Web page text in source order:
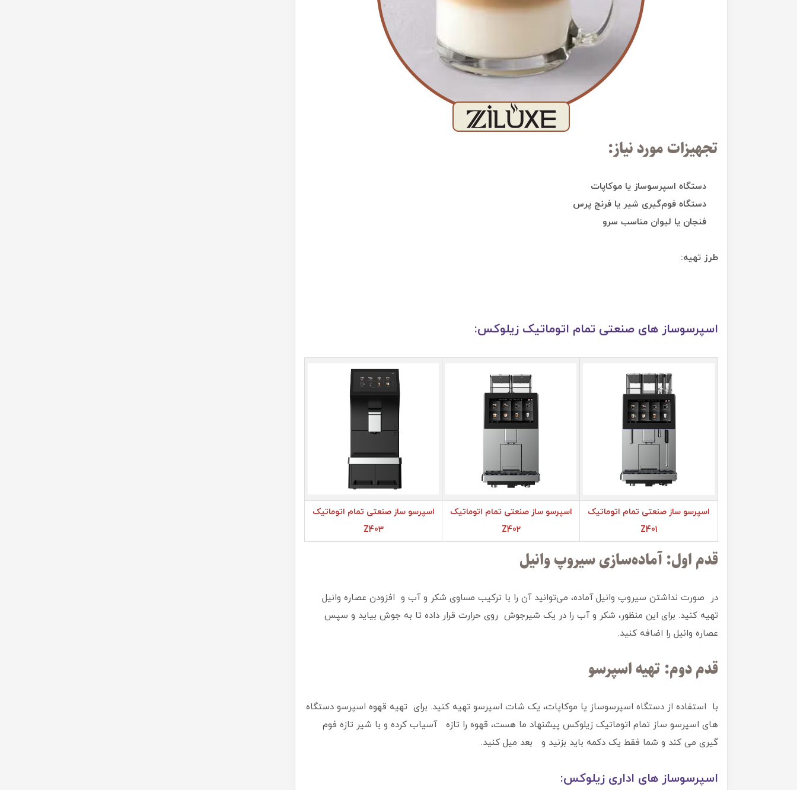
تجهیزات مورد نیاز:
دستگاه اسپرسوساز یا موکاپات
دستگاه فوم‌گیری شیر یا فرنچ پرس
فنجان یا لیوان مناسب سرو
طرز تهیه:
اسپرسوساز های صنعتی تمام اتوماتیک زیلوکس:
اسپرسو ساز صنعتی تمام اتوماتیک
Z401
اسپرسو ساز صنعتی تمام اتوماتیک
Z402
اسپرسو ساز صنعتی تمام اتوماتیک
Z403
قدم اول: آماده‌سازی سیروپ وانیل
در صورت نداشتن سیروپ وانیل آماده، می‌توانید آن را با ترکیب مساوی شکر و آب و افزودن عصاره وانیل
تهیه کنید. برای این منظور، شکر و آب را در یک شیرجوش روی حرارت قرار داده تا به جوش بیاید و سپس
عصاره وانیل را اضافه کنید.
قدم دوم: تهیه اسپرسو
با استفاده از دستگاه اسپرسوساز یا موکاپات، یک شات اسپرسو تهیه کنید. برای تهیه قهوه اسپرسو دستگاه
های اسپرسو ساز تمام اتوماتیک زیلوکس پیشنهاد ما هست، قهوه را تازه آسیاب کرده و با شیر تازه فوم
گیری می کند و شما فقط یک دکمه باید بزنید و بعد میل کنید.
اسپرسوساز های اداری زیلوکس: